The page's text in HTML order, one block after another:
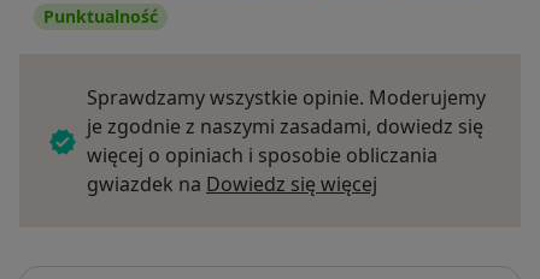
Punktualność
Sprawdzamy wszystkie opinie. Moderujemy
je zgodnie z naszymi zasadami, dowiedz się
więcej o opiniach i sposobie obliczania
gwiazdek na Dowiedz się więcej